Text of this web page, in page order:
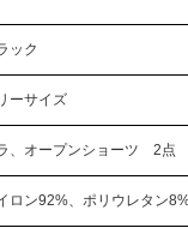
ック
ーサイズ
、オープンショーツ 2点
ロン92%、ポリウレタン